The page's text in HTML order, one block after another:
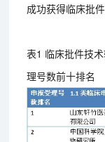
成功获得临床批
表1 临床批件技
理号数前十排名